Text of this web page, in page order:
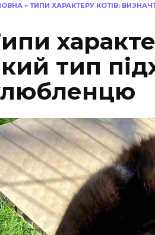
» ТИПИ ХАРАКТЕРУ КОТІВ:
тип